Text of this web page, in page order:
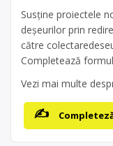
Susține proiectele
deșeurilor prin
către
Completează
Vezi mai multe